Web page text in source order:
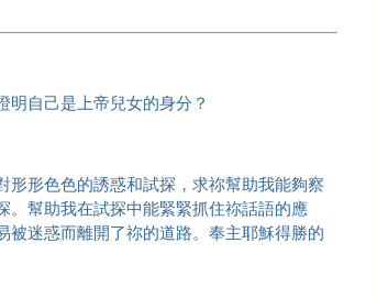
明自己是上帝兒女的身分？
形形色色的誘惑和試探，求祢幫助我能夠察
。幫助我在試探中能緊緊抓住祢話語的應
被迷惑而離開了祢的道路。奉主耶穌得勝的